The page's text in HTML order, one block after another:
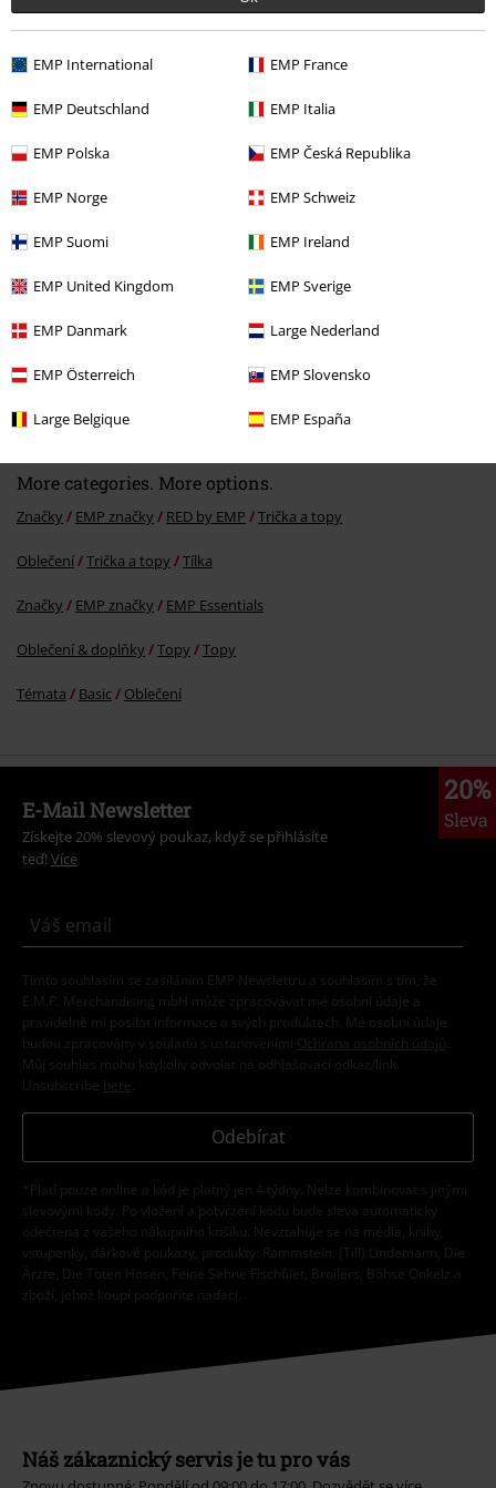
EMP International EMP France
EMP Deutschland EMP Italia
EMP Polska EMP Česká Republika
EMP Norge EMP Schweiz
EMP Suomi EMP Ireland
EMP United Kingdom EMP Sverige
EMP Danmark Large Nederland
EMP Österreich EMP Slovensko
Large Belgique EMP España
Naposledy navštívené
SLEVA 45%
More categories. More options.
Značky EMP značky RED by EMP Trička a topy
Oblečení Trička a topy Tílka
Značky EMP značky EMP Essentials
Oblečení & doplňky Topy Topy
Témata Basic Oblečení
20%
Sleva
E-Mail Newsletter
Získejte 20% slevový poukaz, když se přihlásíte
teď! Více
Tímto souhlasím se zasíláním EMP Newslettru a souhlasím s tím, že
E.M.P. Merchandising mbH může zpracovávat mé osobní údaje a
pravidelně mi posílat informace o svých produktech. Mé osobní údaje
budou zpracovány v souladu s ustanoveními
Ochrana osobních údajů
Můj souhlas mohu kdykoliv odvolat na odhlašovací odkaz/link.
Unsubscribe here
Odebírat
*Platí pouze online a kód je platný jen 4 týdny. Nelze kombinovat s jinými
slevovými kódy. Po vložení a potvrzení kódu bude sleva automaticky
odečtena z vašeho nákupního košíku. Nevztahuje se na média, knihy,
vstupenky, dárkové poukazy, produkty: Rammstein, (Till) Lindemann, Die
Ärzte, Die Toten Hosen, Feine Sahne Fischfilet, Broilers, Böhse Onkelz a
zboží, jehož koupí podpoříte nadaci.
Náš zákaznický servis je tu pro vás